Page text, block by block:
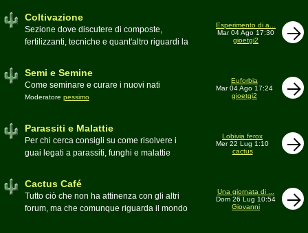
Coltivazione
Sezione dove discutere di composte,
fertilizzanti, tecniche e quant'altro riguardi la
Esperimento di a...
Mar 04 Ago 17:30
gioetgi2
Semi e Semine
Come seminare e curare i nuovi nati
Moderatore pessimo
Euforbia
Mar 04 Ago 17:24
gioetgi2
Parassiti e Malattie
Per chi cerca consigli su come risolvere i
guai legati a parassiti, funghi e malattie
Lobivia ferox
Mer 22 Lug 1:10
cactus
Cactus Café
Tutto ciò che non ha attinenza con gli altri
forum, ma che comunque riguarda il mondo
Una giornata di ...
Dom 26 Lug 10:54
Giovanni